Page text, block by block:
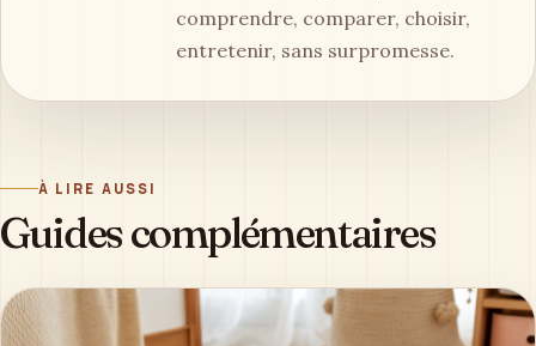
comprendre, comparer, choisir,
entretenir, sans surpromesse.
À LIRE AUSSI
Guides complémentaires